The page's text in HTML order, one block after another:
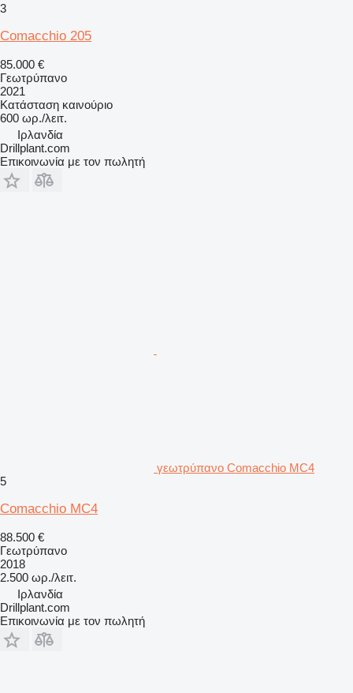
3
Comacchio 205
85.000 €
Γεωτρύπανο
2021
Κατάσταση καινούριο
600 ωρ./λειτ.
Ιρλανδία
Drillplant.com
Επικοινωνία με τον πωλητή
γεωτρύπανο Comacchio MC4
5
Comacchio MC4
88.500 €
Γεωτρύπανο
2018
2.500 ωρ./λειτ.
Ιρλανδία
Drillplant.com
Επικοινωνία με τον πωλητή